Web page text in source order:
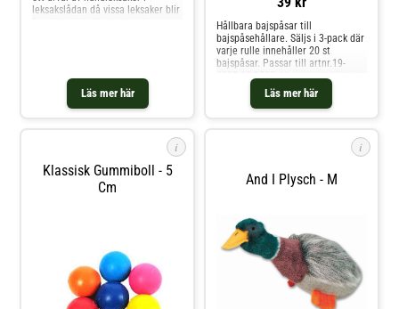
Läs mer här
leksakslådan då vissa leksaker blir
Produkten finns i följande färger
mörkbrun och ljusbrun. När man
beställer går det inte att beställa
Aktiverar din hund. Kan användas
Läs mer här
Hållbara bajspåsar till
bajspåsehållare. Säljs i 3-pack där
varje rulle innehåller 20 st
bajspåsar. Passar till artnr.19-
6608 19-0523. Hygieniskt. Lätt att
i
Klassisk Gummiboll - 5
Cm
i
And I Plysch - M